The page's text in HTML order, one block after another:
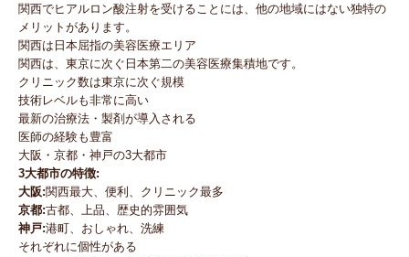
関西でヒアルロン酸注射を受けることには、他の地域にはない独特の
メリットがあります。
関西は日本屈指の美容医療エリア
関西は、東京に次ぐ日本第二の美容医療集積地です。
クリニック数は東京に次ぐ規模
技術レベルも非常に高い
最新の治療法・製剤が導入される
医師の経験も豊富
大阪・京都・神戸の3大都市
3大都市の特徴:
大阪:関西最大、便利、クリニック最多
京都:古都、上品、歴史的雰囲気
神戸:港町、おしゃれ、洗練
それぞれに個性がある